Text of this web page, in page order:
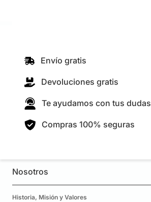
Envío gratis
Devoluciones gratis
Te ayudamos con tus dudas
Compras 100% seguras
Nosotros
Historia, Misión y Valores